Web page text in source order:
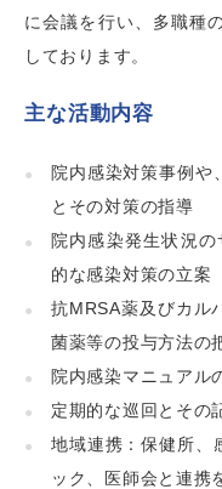
に会議を行い、多職種
しております。
主な活動内容
院内感染対策事例や
とその対策の指導
院内感染発生状況
的な感染対策の立案
抗MRSA薬及びカル
菌薬等の投与方法の
院内感染マニュアル
定期的な巡回とその
地域連携：保健所、
ック、医師会と連携